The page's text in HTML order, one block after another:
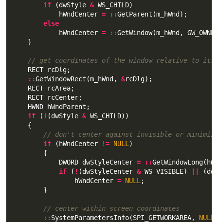
if
(dwStyle & WS_CHILD)
hWndCenter = ::GetParent (m_hWnd );
else
hWndCenter = ::GetWindow(m_hWnd ,
GW_OWNER
}
// get coordinates of the window relative to its
RECT
rcDlg;
::GetWindowRect (m_hWnd , &rcDlg);
RECT
rcArea;
RECT
rcCenter;
HWND
hWndParent ;
if
( ! (dwStyle & WS_CHILD))
{
// don't center against invisible or
if
( hWndCenter != NULL )
{
DWORD dwStyleCenter = ::GetWindowLong(
if
( ! (dwStyleCenter & WS_VISIBLE) (
hWndCenter = NULL ;
}
// center within screen coordinates
::SystemParametersInfo(SPI_GETWORKAREA, NULL